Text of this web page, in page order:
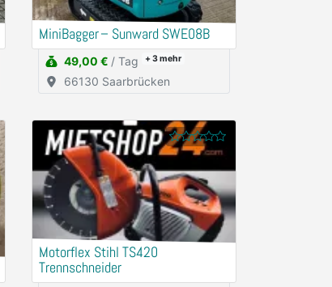
MiniBagger – Sunward SWE08B
49,00 € / Tag + 3mehr
66130 Saarbrücken
Motorflex Stihl TS420
Trennschneider